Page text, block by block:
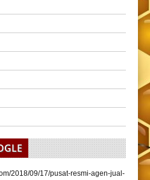
2018/09/17/pusat-resmi-agen-jual-